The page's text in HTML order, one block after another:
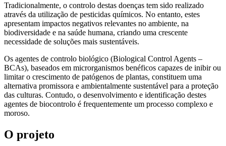
Tradicionalmente, o controlo destas doenças tem sido realizado
através da utilização de pesticidas químicos. No entanto, estes
apresentam impactos negativos relevantes no ambiente, na
biodiversidade e na saúde humana, criando uma crescente
necessidade de soluções mais sustentáveis.
Os agentes de controlo biológico (Biological Control Agents –
BCAs), baseados em microrganismos benéficos capazes de inibir ou
limitar o crescimento de patógenos de plantas, constituem uma
alternativa promissora e ambientalmente sustentável para a proteção
das culturas. Contudo, o desenvolvimento e identificação destes
agentes de biocontrolo é frequentemente um processo complexo e
moroso.
O projeto